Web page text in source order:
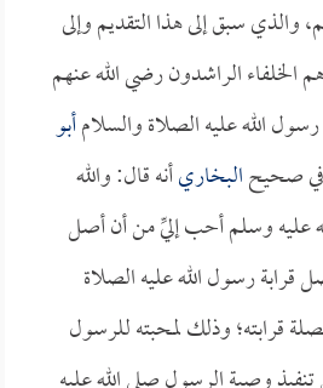
والذي سبق إلى هذا التقديم وإلى
الخلفاء الراشدون رضي الله عنهم
الله عليه الصلاة والسلامأبو
في صحيحالبخاريأنه قال: والله
عليه وسلم أحب إليِّ من أن أصل
قرابة رسول الله عليه الصلاة
قرابته؛ وذلك لمحبته للرسول